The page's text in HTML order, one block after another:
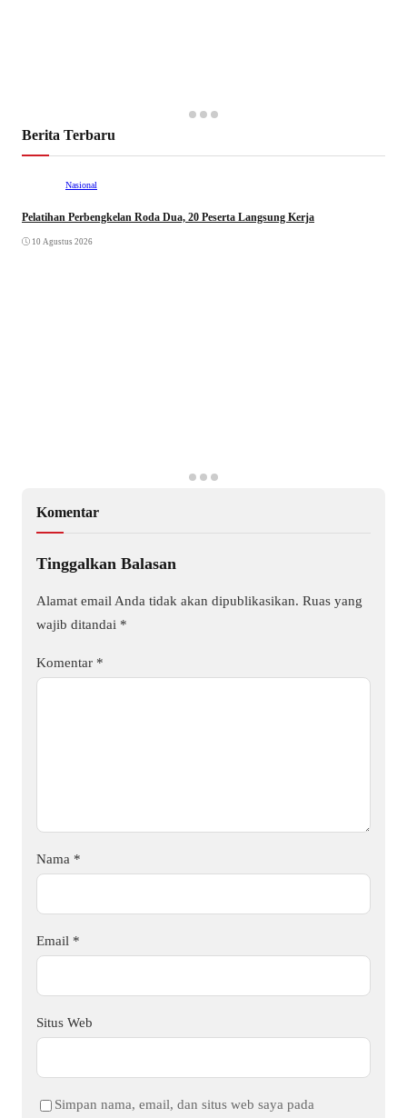
Berita Terbaru
Nasional
Pelatihan Perbengkelan Roda Dua, 20 Peserta Langsung Kerja
10 Agustus 2026
Komentar
Tinggalkan Balasan
Alamat email Anda tidak akan dipublikasikan. Ruas yang
wajib ditandai *
Komentar *
Nama *
Email *
Situs Web
Simpan nama, email, dan situs web saya pada